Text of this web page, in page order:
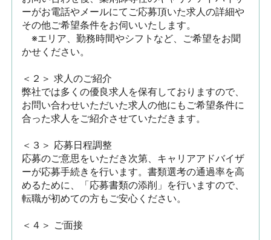
ーがお電話やメールにてご応募頂いた求人の詳細や
その他ご希望条件をお伺いいたします。
※エリア、勤務時間やシフトなど、ご希望をお聞
かせください。
＜２＞ 求人のご紹介
弊社では多くの優良求人を保有しておりますので、
お問い合わせいただいた求人の他にもご希望条件に
合った求人をご紹介させていただきます。
＜３＞ 応募日程調整
応募のご意思をいただき次第、キャリアアドバイザ
ーが応募手続きを行います。書類選考の通過率を高
めるために、「応募書類の添削」を行いますので、
転職が初めての方もご安心ください。
＜４＞ ご面接